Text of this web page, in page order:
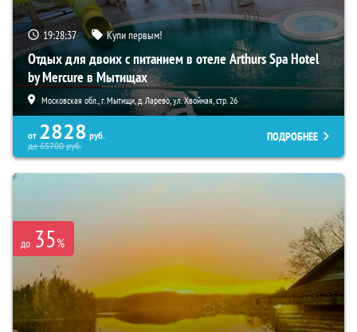
19:28:36 Купи первым!
Отдых для двоих с питанием в отеле Arthurs Spa Hotel
by Mercure в Мытищах
Московская обл., г. Мытищи, д. Ларево, ул. Хвойная, стр. 26
от 2828 руб.
до65700руб.
ПОДРОБНЕЕ
до 35%